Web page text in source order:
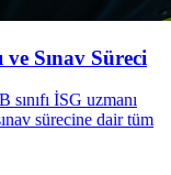
ve Sınav Süreci
İSG uzmanı
sürecine dair tüm